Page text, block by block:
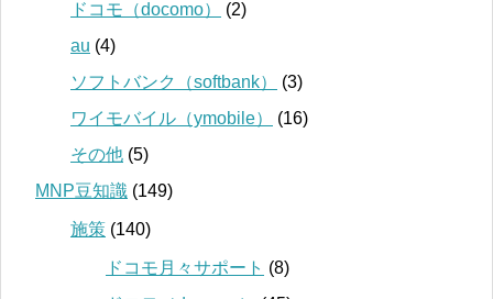
ドコモ（docomo）
(2)
au (4)
ソフトバンク（softbank）
(3)
ワイモバイル（ymobile）
(16)
その他 (5)
MNP豆知識 (149)
施策 (140)
ドコモ月々サポート (8)